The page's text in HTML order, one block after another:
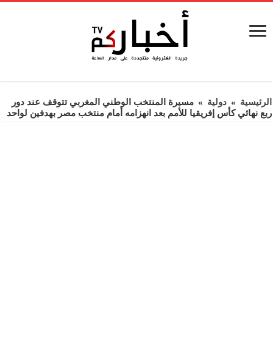
الرئيسية » دولية » مسيرة المنتخب الوطني المغربي تتوقف عند دور
ربع نهائي كأس إفريقيا للأمم بعد انهزامه أمام منتخب مصر بهدفين لواحد